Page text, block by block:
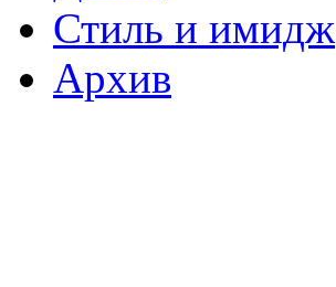
Стиль и имидж
Архив